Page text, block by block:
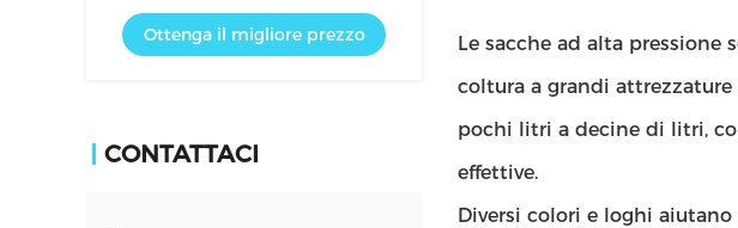
Ottenga il migliore prezzo
CONTATTACI
Le sacche ad alta
coltura a grandi
pochi litri a decine di litri,
effettive.
Diversi colori e loghi